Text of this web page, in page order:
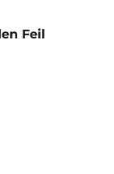
Feil